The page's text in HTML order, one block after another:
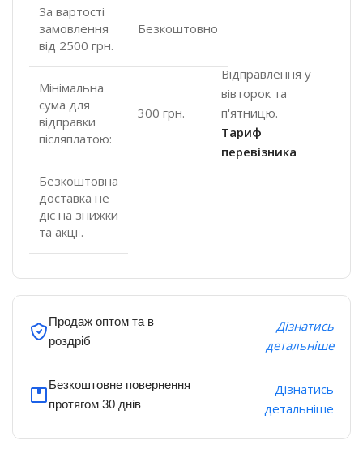
За вартості
замовлення
від 2500 грн.
Безкоштовно
Мінімальна
сума для
відправки
післяплатою:
300 грн.
Безкоштовна
доставка не
діє на знижки
та акції.
Відправлення у
вівторок та
п'ятницю.
Тариф
перевізника
Продаж оптом та в
роздріб
Дізнатись
детальніше
Безкоштовне повернення
протягом 30 днів
Дізнатись
детальніше